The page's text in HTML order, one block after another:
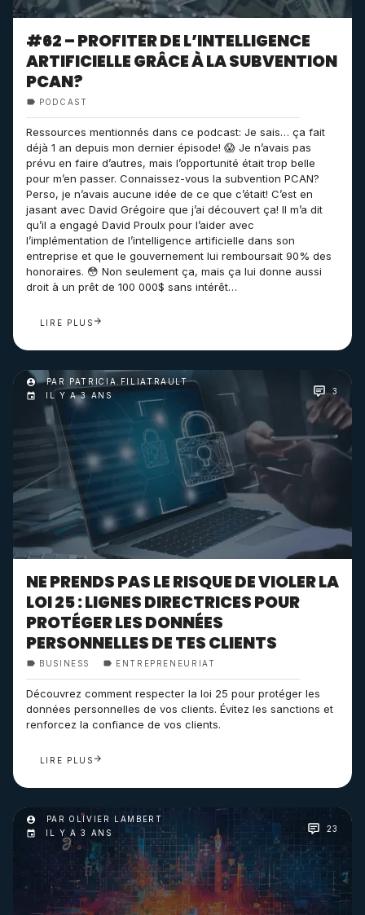
#62 – PROFITER DE L’INTELLIGENCE
ARTIFICIELLE GRÂCE À LA SUBVENTION
PCAN?
PODCAST
Ressources mentionnés dans ce podcast: Je sais… ça fait
déjà 1 an depuis mon dernier épisode! 😱 Je n’avais pas
prévu en faire d’autres, mais l’opportunité était trop belle
pour m’en passer. Connaissez-vous la subvention PCAN?
Perso, je n’avais aucune idée de ce que c’était! C’est en
jasant avec David Grégoire que j’ai découvert ça! Il m’a dit
qu’il a engagé David Proulx pour l’aider avec
l’implémentation de l’intelligence artificielle dans son
entreprise et que le gouvernement lui remboursait 90% des
honoraires. 😳 Non seulement ça, mais ça lui donne aussi
droit à un prêt de 100 000$ sans intérêt…
LIRE PLUS
NE PRENDS PAS LE RISQUE DE VIOLER LA
LOI 25 : LIGNES DIRECTRICES POUR
PROTÉGER LES DONNÉES
PERSONNELLES DE TES CLIENTS
BUSINESS ENTREPRENEURIAT
Découvrez comment respecter la loi 25 pour protéger les
données personnelles de vos clients. Évitez les sanctions et
renforcez la confiance de vos clients.
LIRE PLUS
PAR PATRICIA.FILIATRAULT
IL Y A 3 ANS
3
PAR OLIVIER LAMBERT
IL Y A 3 ANS
23